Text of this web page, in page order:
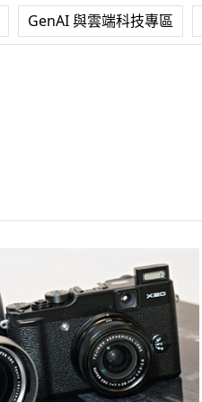
GenAI 與雲端科技專區